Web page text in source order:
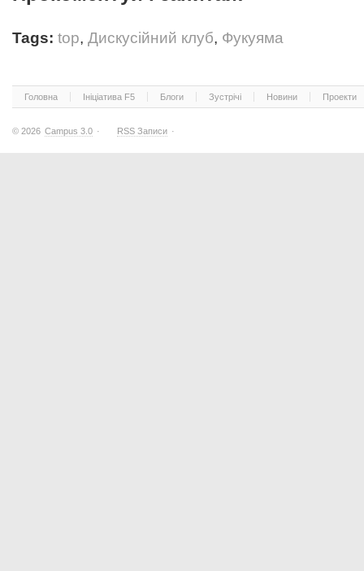
Tags: top, Дискусійний клуб, Фукуяма
Головна Ініціатива F5 Блоги Зустрічі Новини Проекти
© 2026 Campus 3.0 · RSS Записи ·